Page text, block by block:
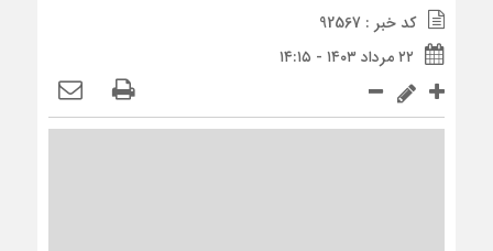
کد خبر : 92567
۲۲ مرداد ۱۴۰۳ - ۱۴:۱۵